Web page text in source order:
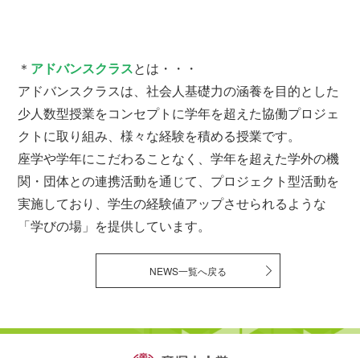
＊ アドバンスクラスとは・・・
アドバンスクラスは、社会人基礎力の涵養を目的とした
少人数型授業をコンセプトに学年を超えた協働プロジェ
クトに取り組み、様々な経験を積める授業です。
座学や学年にこだわることなく、学年を超えた学外の機
関・団体との連携活動を通じて、プロジェクト型活動を
実施しており、学生の経験値アップさせられるような
「学びの場」を提供しています。
NEWS一覧へ戻る